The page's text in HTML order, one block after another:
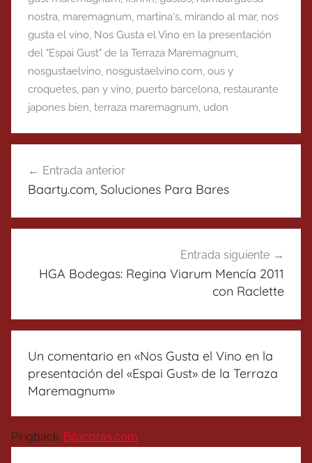
nostra, maremagnum, martina's, mirando al mar, nos
gusta el vino, Nos Gusta el Vino en la presentación
del "Espai Gust" de la Terraza Maremagnum,
nosgustaelvino, nosgustaelvino.com, ous y
croquetes, pan y vino, puerto barcelona, restaurante
japones bien, terraza maremagnum, udon
de
Entrada anterior
Baarty.com, Soluciones Para Bares
Entrada siguiente
HGA Bodegas: Regina Viarum Mencía 2011
con Raclette
Un comentario en «Nos Gusta el Vino en la
presentación del «Espai Gust» de la Terraza
Maremagnum»
Pingback: Bitacoras.com